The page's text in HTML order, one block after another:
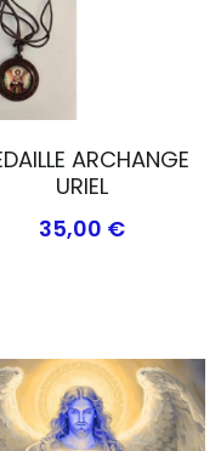
ARCHANGE
URIEL
35,00 €